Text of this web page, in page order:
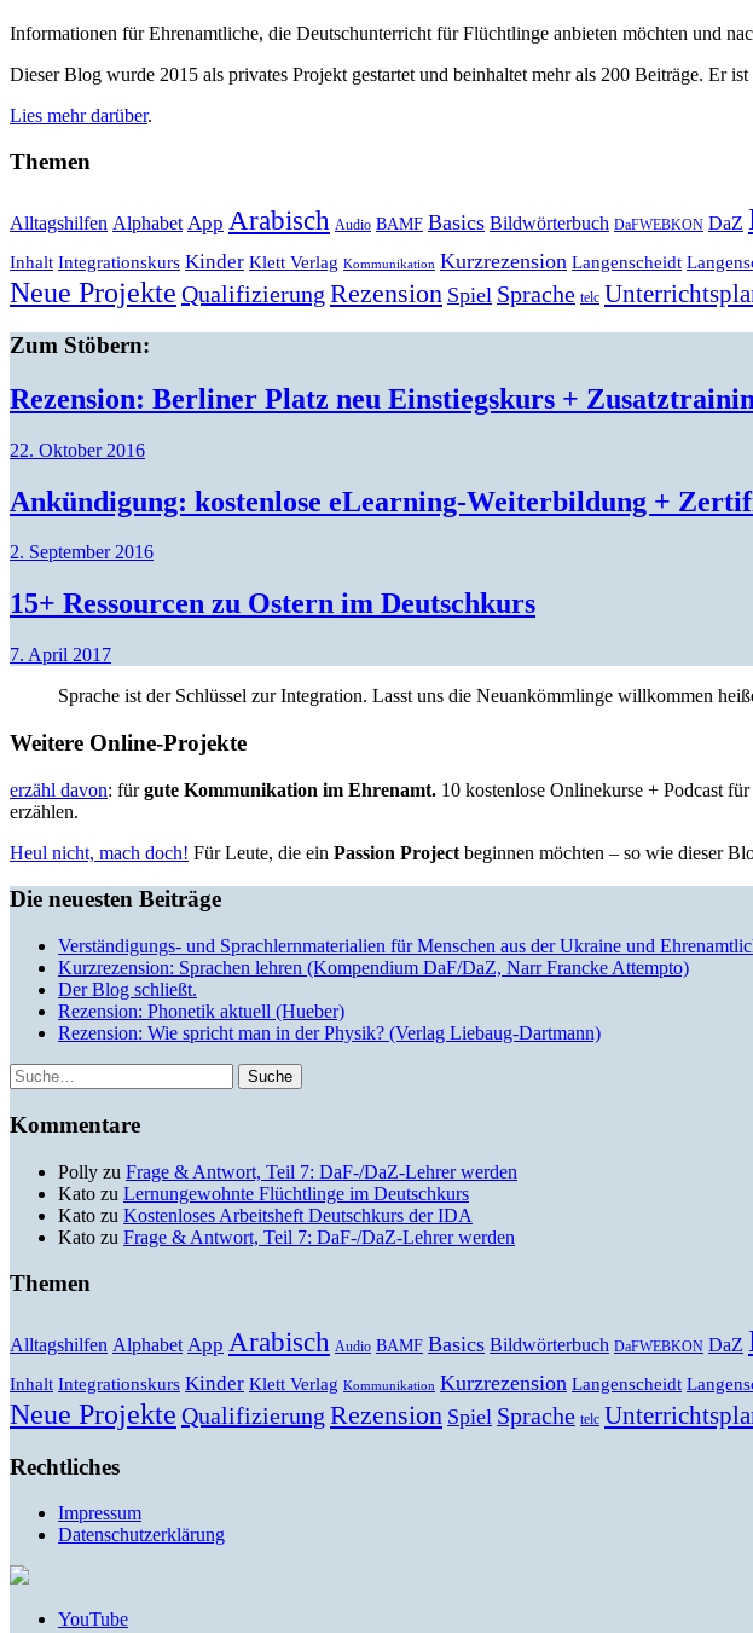
Informationen für Ehrenamtliche, die Deutschunterricht für Flüchtlinge anbieten möchten und
Dieser Blog wurde 2015 als privates Projekt gestartet und beinhaltet mehr als 200 Beiträge. Er
Lies mehr darüber.
Themen
Alltagshilfen Alphabet App Arabisch Audio BAMF Basics Bildwörterbuch DaFWEBKON DaZ
Inhalt Integrationskurs Kinder Klett Verlag Kommunikation Kurzrezension Langenscheidt
Neue Projekte Qualifizierung Rezension Spiel Sprache telc
Zum Stöbern:
Rezension: Berliner Platz neu Einstiegskurs +
22. Oktober 2016
Ankündigung: kostenlose eLearning-Weiterbildung +
2. September 2016
15+ Ressourcen zu Ostern im Deutschkurs
7. April 2017
Sprache ist der Schlüssel zur Integration. Lasst uns die Neuankömmlinge willkommen
Weitere Online-Projekte
erzähl davon: fürgute Kommunikation im Ehrenamt. 10 kostenlose Onlinekurse + Podcast
erzählen.
Heul nicht, mach doch! Für Leute, die ein Passion Project beginnen möchten – so wie dieser
Die neuesten Beiträge
Verständigungs- und Sprachlernmaterialien für Menschen aus der Ukraine und
Kurzrezension: Sprachen lehren (Kompendium DaF/DaZ, Narr Francke Attempto)
Der Blog schließt.
Rezension: Phonetik aktuell (Hueber)
Rezension: Wie spricht man in der Physik? (Verlag Liebaug-Dartmann)
Suche
Kommentare
Polly zu Frage & Antwort, Teil 7: DaF-/DaZ-Lehrer werden
Kato zu Lernungewohnte Flüchtlinge im Deutschkurs
Kato zu Kostenloses Arbeitsheft Deutschkurs der IDA
Kato zu Frage & Antwort, Teil 7: DaF-/DaZ-Lehrer werden
Themen
Alltagshilfen Alphabet App Arabisch Audio BAMF Basics Bildwörterbuch DaFWEBKON DaZ
Inhalt Integrationskurs Kinder Klett Verlag Kommunikation Kurzrezension Langenscheidt
Neue Projekte Qualifizierung Rezension Spiel Sprache telc
Rechtliches
Impressum
Datenschutzerklärung
YouTube